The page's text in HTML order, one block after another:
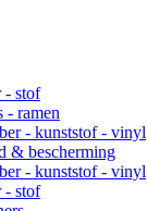
- stof
- ramen
- kunststof - vinyl
& bescherming
- kunststof - vinyl
- stof